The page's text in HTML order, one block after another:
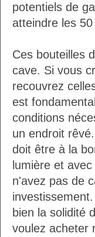
potentiels de
atteindre les 50
Ces bouteilles
cave. Si vous
recouvrez
est
conditions
un endroit
doit être à la
lumière et
n'avez pas de
bien la solidité
voulez acheter